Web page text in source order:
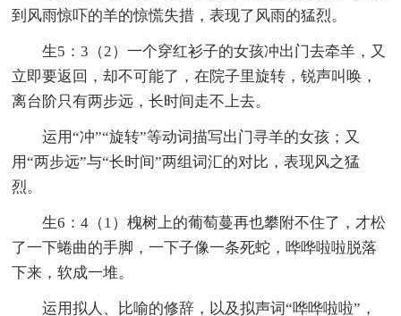
到风雨惊吓的羊的惊慌失措，表现了风雨的猛烈。
生5：3（2）一个穿红衫子的女孩冲出门去牵羊，又
立即要返回，却不可能了，在院子里旋转，锐声叫唤，
离台阶只有两步远，长时间走不上去。
运用“冲”“旋转”等动词描写出门寻羊的女孩；又
用“两步远”与“长时间”两组词汇的对比，表现风之猛
烈。
生6：4（1）槐树上的葡萄蔓再也攀附不住了，才松
了一下蜷曲的手脚，一下子像一条死蛇，哗哗啦啦脱落
下来，软成一堆。
运用拟人、比喻的修辞，以及拟声词“哗哗啦啦”，